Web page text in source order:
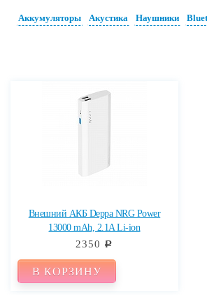
Аккумуляторы Акустика Наушники
Внешний АКБ Deppa NRG Power
13000 mAh, 2.1A Li-ion
2350 c
В КОРЗИНУ